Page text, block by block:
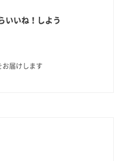
いいね！しよう
お届けします